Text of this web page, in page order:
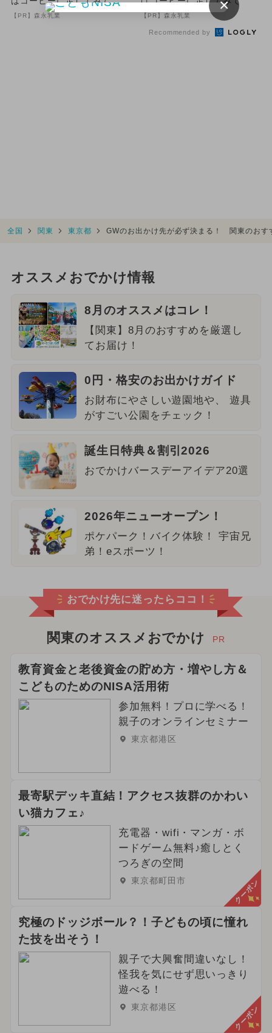
【PR】森永乳業 【PR】森永乳業
Recommended by
全国 関東 東京都 GWのお出かけ先が必ず決まる！ 関東のおす
オススメおでかけ情報
8月のオススメはコレ！
【関東】8月のおすすめを厳選し
てお届け！
0円・格安のお出かけガイド
お財布にやさしい遊園地や、 遊具
がすごい公園をチェック！
誕生日特典＆割引2026
おでかけバースデーアイデア20選
2026年ニューオープン！
ポケパーク！バイク体験！ 宇宙兄
弟！eスポーツ！
おでかけ先に迷ったらココ！
関東のオススメおでかけ PR
教育資金と老後資金の貯め方・増やし方＆
こどものためのNISA活用術
参加無料！プロに学べる！
親子のオンラインセミナー
東京都港区
最寄駅デッキ直結！アクセス抜群のかわい
い猫カフェ♪
充電器・wifi・マンガ・ボ
ードゲーム無料♪癒しとく
つろぎの空間
東京都町田市 クーポン
究極のドッジボール？！子どもの頃に憧れ
た技を出そう！
親子で大興奮間違いなし！
怪我を気にせず思いっきり
遊べる！
東京都港区 クーポン
×